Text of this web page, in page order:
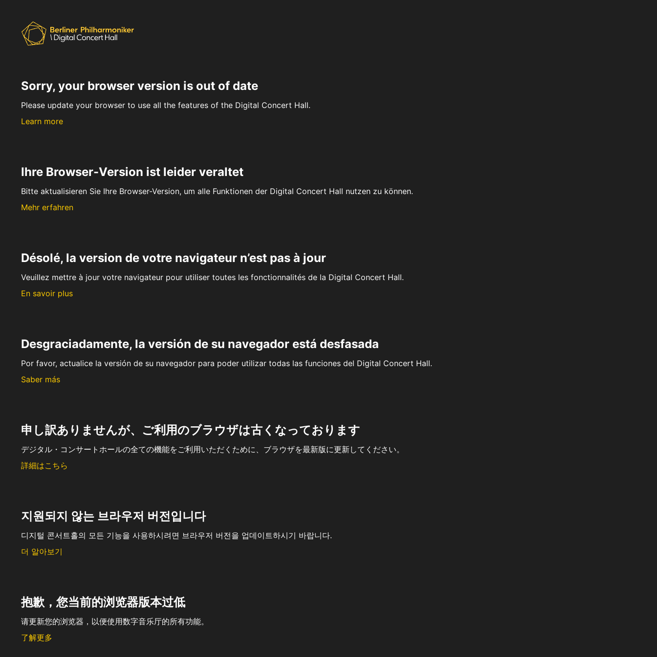
Sorry, your browser version is out of date
Please update your browser to use all the features of the Digital Concert Hall.
Learn more
Ihre Browser-Version ist leider veraltet
Bitte aktualisieren Sie Ihre Browser-Version, um alle Funktionen der Digital Concert Hall nutzen zu können.
Mehr erfahren
Désolé, la version de votre navigateur n’est pas à jour
Veuillez mettre à jour votre navigateur pour utiliser toutes les fonctionnalités de la Digital Concert Hall.
En savoir plus
Desgraciadamente, la versión de su navegador está desfasada
Por favor, actualice la versión de su navegador para poder utilizar todas las funciones del Digital Concert Hall.
Saber más
申し訳ありませんが、ご利用のブラウザは古くなっております
デジタル・コンサートホールの全ての機能をご利用いただくために、ブラウザを最新版に更新してください。
詳細はこちら
지원되지 않는 브라우저 버전입니다
디지털 콘서트홀의 모든 기능을 사용하시려면 브라우저 버전을 업데이트하시기 바랍니다.
더 알아보기
抱歉，您当前的浏览器版本过低
请更新您的浏览器，以便使用数字音乐厅的所有功能。
了解更多